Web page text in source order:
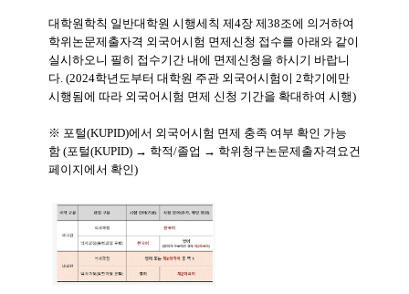
대학원학칙 일반대학원 시행세칙 제4장 제38조에 의거하여
학위논문제출자격 외국어시험 면제신청 접수를 아래와 같이
실시하오니 필히 접수기간 내에 면제신청을 하시기 바랍니
다. (2024학년도부터 대학원 주관 외국어시험이 2학기에만
시행됨에 따라 외국어시험 면제 신청 기간을 확대하여 시행)
※ 포털(KUPID)에서 외국어시험 면제 충족 여부 확인 가능
함 (포털(KUPID) → 학적/졸업 → 학위청구논문제출자격요건
페이지에서 확인)